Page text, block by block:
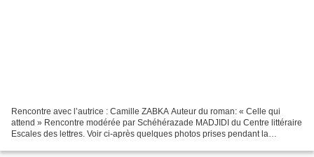
Rencontre avec l’autrice : Camille ZABKA Auteur du roman: « Celle qui
attend » Rencontre modérée par Schéhérazade MADJIDI du Centre littéraire
Escales des lettres. Voir ci-après quelques photos prises pendant la